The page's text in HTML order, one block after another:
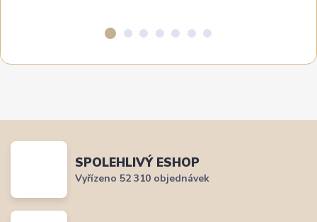
SPOLEHLIVÝ ESHOP
Vyřízeno 52 310 objednávek